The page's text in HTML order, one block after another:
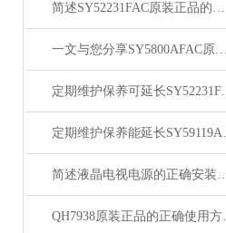
简述SY52231FAC原装正品的正确安装步骤
一文与您分享SY5800AFAC原装正品的常见故障相应解决方法
定期维护保养可
定期维护保
简述液晶电视电源